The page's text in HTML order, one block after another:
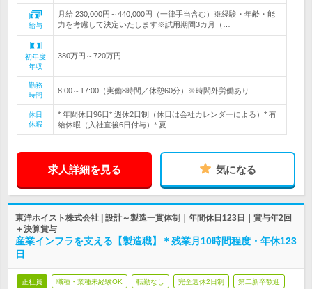
給与
月給 230,000円～440,000円（一律手当含む）※経験・年齢・能
力を考慮して決定いたします※試用期間3カ月（…
初年度
年収
380万円～720万円
勤務
時間
8:00～17:00（実働8時間／休憩60分）※時間外労働あり
休日
休暇
* 年間休日96日* 週休2日制（休日は会社カレンダーによる）* 有
給休暇（入社直後6日付与）* 夏…
求人詳細を見る 気になる
東洋ホイスト株式会社 | 設計～製造一貫体制｜年間休日123日｜賞与年2回
＋決算賞与
産業インフラを支える【製造職】＊残業月10時間程度・年休123
日
正社員 職種・業種未経験OK 転勤なし 完全週休2日制 第二新卒歓迎